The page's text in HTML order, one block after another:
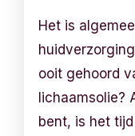
Het is
ooit gehoord
lichaamsolie?
bent, is het